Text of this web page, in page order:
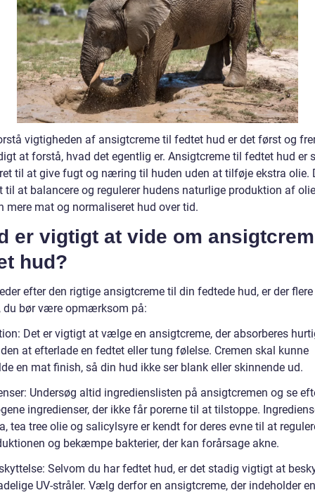
vigtigheden af ansigtcreme til fedtet hud er det først og
at forstå, hvad det egentlig er. Ansigtcreme til fedtet hud er
til at give fugt og næring til huden uden at tilføje ekstra olie.
til at balancere og regulerer hudens naturlige produktion af
mere mat og normaliseret hud over tid.
er vigtigt at vide om
hud?
efter den rigtige ansigtcreme til din fedtede hud, er der
du bør være opmærksom på:
Det er vigtigt at vælge en ansigtcreme, der absorberes
at efterlade en fedtet eller tung følelse. Cremen skal kunne
en mat finish, så din hud ikke ser blank eller skinnende ud.
Undersøg altid ingredienslisten på ansigtcremen og se
ingredienser, der ikke får porerne til at tilstoppe.
tea tree olie og salicylsyre er kendt for deres evne til at
og bekæmpe bakterier, der kan forårsage akne.
Selvom du har fedtet hud, er det stadig vigtigt at
UV-stråler. Vælg derfor en ansigtcreme, der indeholder en